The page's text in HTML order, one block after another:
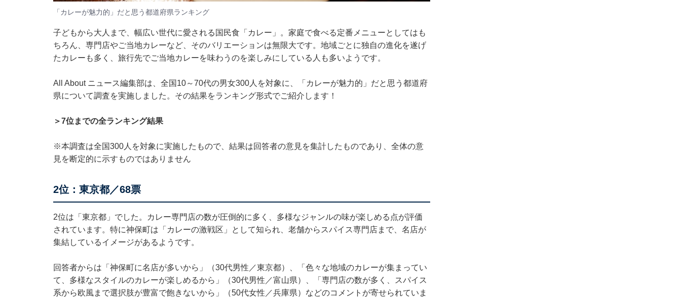
「カレーが魅力的」だと思う都道府県ランキング
子どもから大人まで、幅広い世代に愛される国民食「カレー」。家庭で食べる定番メニューとしてはも
ちろん、専門店やご当地カレーなど、そのバリエーションは無限大です。地域ごとに独自の進化を遂げ
たカレーも多く、旅行先でご当地カレーを味わうのを楽しみにしている人も多いようです。
All About ニュース編集部は、全国10～70代の男女300人を対象に、「カレーが魅力的」だと思う都道府
県について調査を実施しました。その結果をランキング形式でご紹介します！
＞7位までの全ランキング結果
※本調査は全国300人を対象に実施したもので、結果は回答者の意見を集計したものであり、全体の意
見を断定的に示すものではありません
2位：東京都／68票
2位は「東京都」でした。カレー専門店の数が圧倒的に多く、多様なジャンルの味が楽しめる点が評価
されています。特に神保町は「カレーの激戦区」として知られ、老舗からスパイス専門店まで、名店が
集結しているイメージがあるようです。
回答者からは「神保町に名店が多いから」（30代男性／東京都）、「色々な地域のカレーが集まってい
て、多様なスタイルのカレーが楽しめるから」（30代男性／富山県）、「専門店の数が多く、スパイス
系から欧風まで選択肢が豊富で飽きないから」（50代女性／兵庫県）などのコメントが寄せられていま